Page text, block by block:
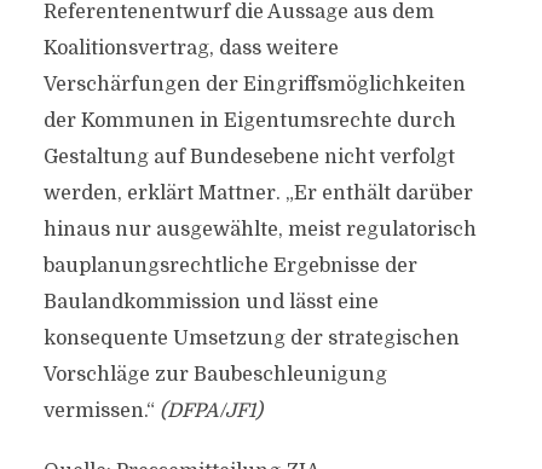
Referentenentwurf die Aussage aus dem
Koalitionsvertrag, dass weitere
Verschärfungen der Eingriffsmöglichkeiten
der Kommunen in Eigentumsrechte durch
Gestaltung auf Bundesebene nicht verfolgt
werden, erklärt Mattner. „Er enthält darüber
hinaus nur ausgewählte, meist regulatorisch
bauplanungsrechtliche Ergebnisse der
Baulandkommission und lässt eine
konsequente Umsetzung der strategischen
Vorschläge zur Baubeschleunigung
vermissen.“ (DFPA/JF1)